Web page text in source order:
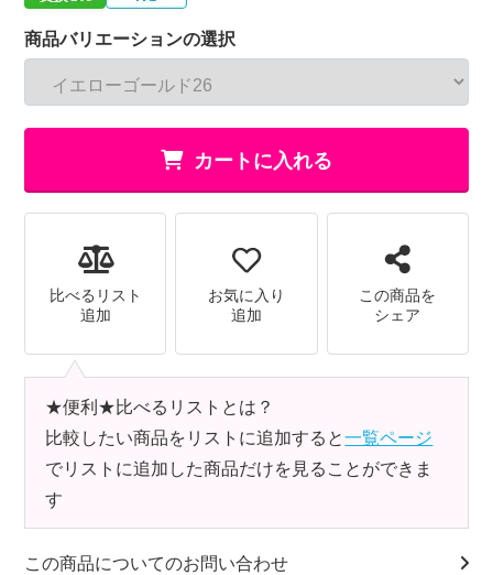
商品バリエーションの選択
カートに入れる
比べるリスト
追加
お気に入り
追加
この商品を
シェア
★便利★比べるリストとは？
比較したい商品をリストに追加すると一覧ページ
でリストに追加した商品だけを見ることができま
す
この商品についてのお問い合わせ